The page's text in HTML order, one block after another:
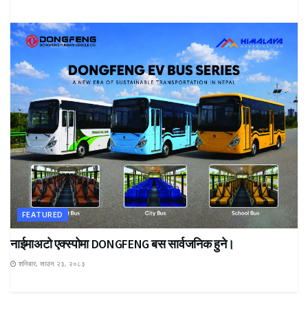
FEATURED
नाईमाअटो एक्स्पोमा DONGFENG बस सार्वजनिक हुने।
शनिबार, साउन २३, २०८३